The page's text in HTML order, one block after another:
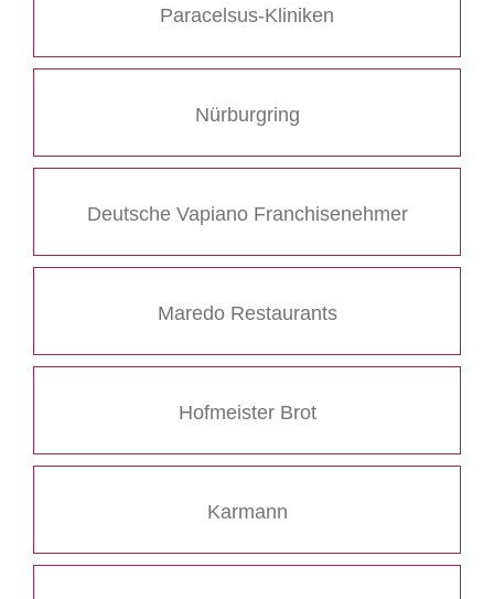
Paracelsus-Kliniken
Nürburgring
Deutsche Vapiano Franchisenehmer
Maredo Restaurants
Hofmeister Brot
Karmann